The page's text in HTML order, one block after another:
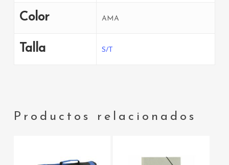
Color AMA
Talla S/T
Productos relacionados